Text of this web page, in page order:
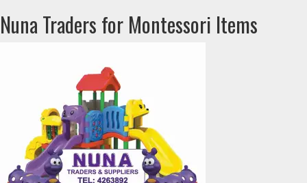
Nuna Traders for Montessori Items